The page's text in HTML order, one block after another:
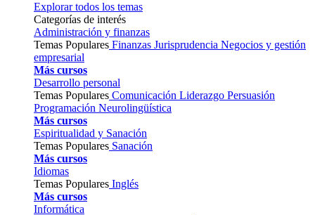
Explorar todos los temas
Categorías de interés
Administración y finanzas
Temas Populares Finanzas Jurisprudencia Negocios y gestión
empresarial
Más cursos
Desarrollo personal
Temas Populares Comunicación Liderazgo Persuasión
Programación Neurolingüística
Más cursos
Espiritualidad y Sanación
Temas Populares Sanación
Más cursos
Idiomas
Temas Populares Inglés
Más cursos
Informática